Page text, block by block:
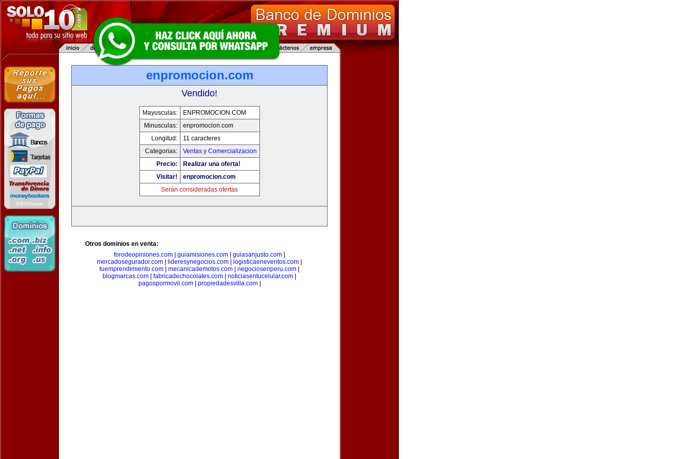
enpromocion.com
Vendido!
Mayusculas:
ENPROMOCION.COM
Minusculas:
enpromocion.com
Longitud:
11 caracteres
Categorias:
Ventas y Comercializacion
Precio:
Realizar una oferta!
Visitar!
enpromocion.com
Serán consideradas ofertas
Otros dominios en venta:
forodeopiniones.com
guiamisiones.com guiasanjusto.com
mercadosegurador.com
lideresynegocios.com logisticaeneventos.com
tuemprendimiento.com
mecanicademotos.com negociosenperu.com
blogmarcas.com
fabricadechocolates.com noticiasentucelular.com
pagospormovil.com| propiedadesvilla.com|